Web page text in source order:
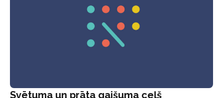
Svētuma un prāta gaišuma ceļš